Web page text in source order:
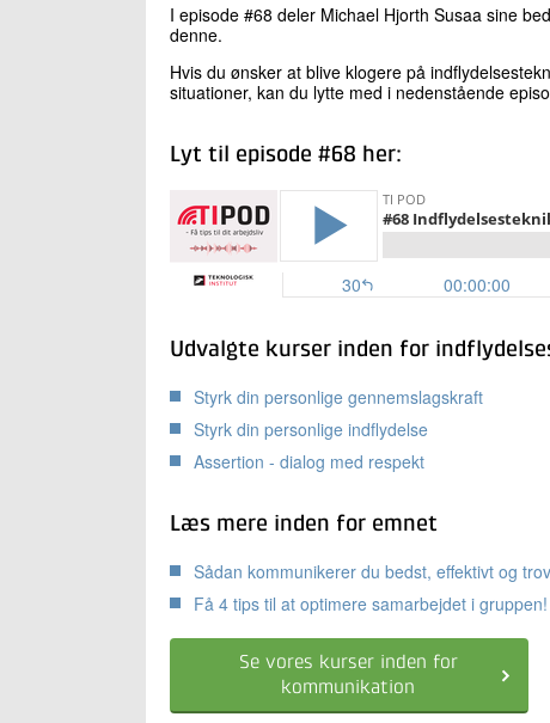
I episode #68 deler Michael Hjorth Susaa sine
denne.
Hvis du ønsker at blive klogere på
situationer, kan du lytte med i nedenstående
Lyt til episode #68 her:
Udvalgte kurser inden for
Styrk din personlige gennemslagskraft
Styrk din personlige indflydelse
Assertion - dialog med respekt
Læs mere inden for emnet
Sådan kommunikerer du bedst, effektivt og
Få 4 tips til at optimere samarbejdet i gruppen!
Se vores kurser inden for
kommunikation